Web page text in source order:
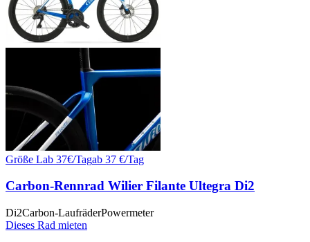
Größe Lab 37€/Tagab 37 €/Tag
Carbon-Rennrad Wilier Filante Ultegra Di2
Di2Carbon-LaufräderPowermeter
Dieses Rad mieten